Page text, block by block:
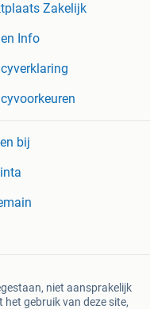
Zakelijk
Info
bij
niet aansprakelijk
gebruik van deze site,